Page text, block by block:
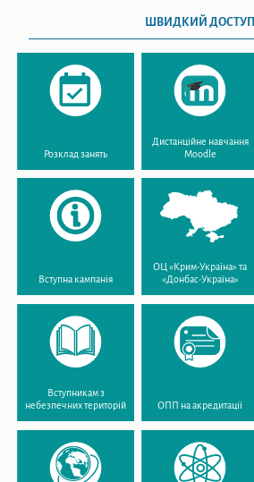
ШВИДКИЙ ДОСТУП
Розклад занять
Дистанційне навчання
Moodle
Вступна кампанія
ОЦ «Крим-Україна» та
«Донбас-Україна»
Вступникам з
небезпечних територій
ОПП на акредитації